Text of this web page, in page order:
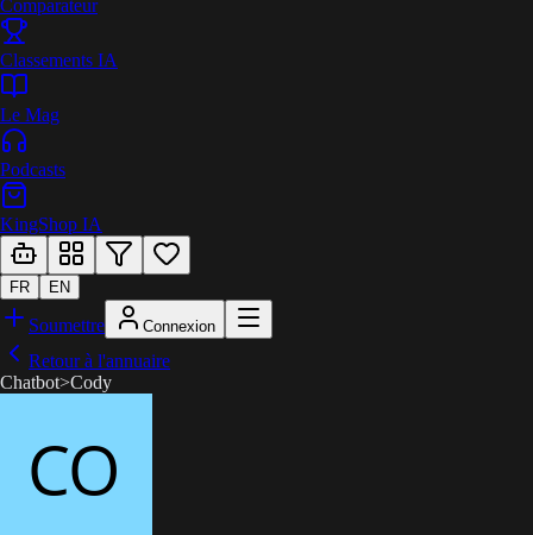
Comparateur
Classements IA
Le Mag
Podcasts
KingShop IA
FR EN
Soumettre Connexion
Retour à l'annuaire
Chatbot>Cody